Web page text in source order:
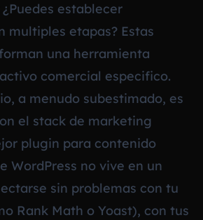
establecer
multiples etapas? Estas
una herramienta
comercial especifico.
a menudo subestimado, es
el stack de marketing
plugin para contenido
WordPress no vive en un
sin problemas con tu
Rank Math o Yoast), con tus